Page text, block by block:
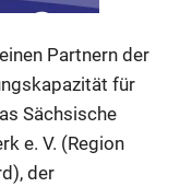
Partnern der
für
Sächsische
e. V. (Region
der